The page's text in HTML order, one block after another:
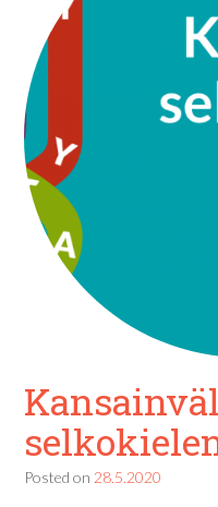
Posted on 28.5.2020